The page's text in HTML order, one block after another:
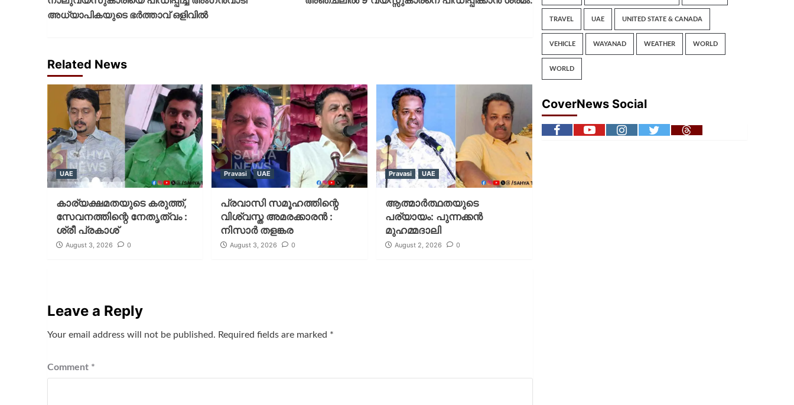
അധ്യാപികയുടെ ഭർത്താവ് ഒളിവിൽ
Related News
UAE
കാര്യക്ഷമതയുടെ കരുത്ത്,
സേവനത്തിന്റെ നേതൃത്വം :
ശ്രീ പ്രകാശ്
August 3, 2026 0
Pravasi UAE
പ്രവാസി സമൂഹത്തിന്റെ
വിശ്വസ്ത അമരക്കാരൻ :
നിസാർ തളങ്കര
August 3, 2026 0
Pravasi UAE
ആത്മാർത്ഥതയുടെ
പര്യായം: പുന്നക്കൻ
മുഹമ്മദാലി
August 2, 2026 0
Leave a Reply
Your email address will not be published. Required fields are marked *
Comment *
TRAVEL UAE UNITED STATE & CANADA
VEHICLE WAYANAD WEATHER WORLD
WORLD
CoverNews Social